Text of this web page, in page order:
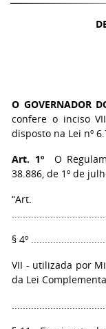
O GOVERNADOR
confere o inciso
disposto na Lei nº
Art. 1ºO
38.886, de 1º de
§ 4º
VII - utilizada por
da Lei